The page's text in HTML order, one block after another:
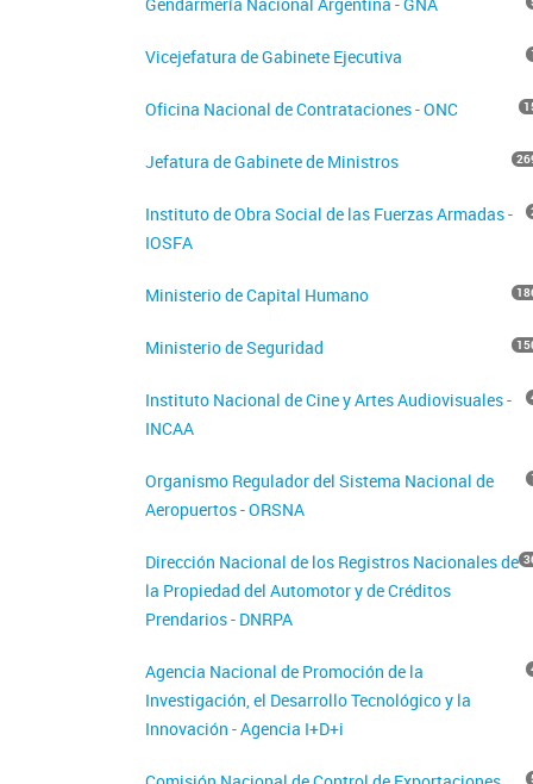
Vicejefatura de Gabinete Ejecutiva
Oficina Nacional de Contrataciones - ONC
Jefatura de Gabinete de Ministros
Instituto de Obra Social de las Fuerzas Armadas -
IOSFA
Ministerio de Capital Humano
Ministerio de Seguridad
Instituto Nacional de Cine y Artes Audiovisuales -
INCAA
Organismo Regulador del Sistema Nacional de
Aeropuertos - ORSNA
Dirección Nacional de los Registros Nacionales de
la Propiedad del Automotor y de Créditos
Prendarios - DNRPA
Agencia Nacional de Promoción de la
Investigación, el Desarrollo Tecnológico y la
Innovación - Agencia I+D+i